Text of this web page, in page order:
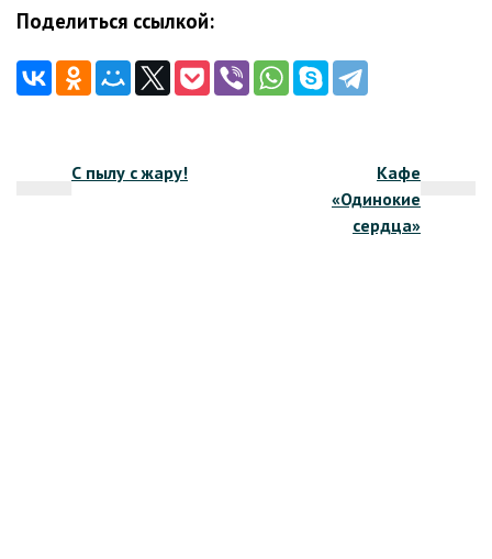
Поделиться ссылкой:
С пылу с жару!
Кафе
«Одинокие
сердца»